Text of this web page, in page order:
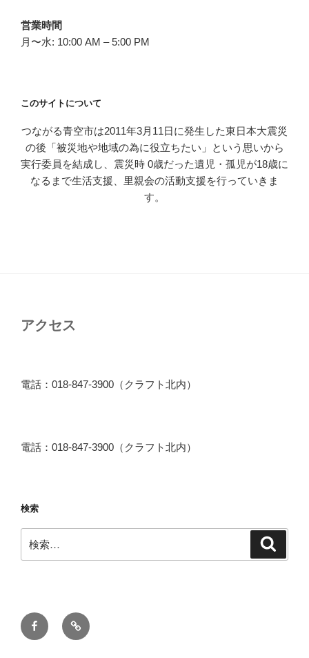
営業時間
月〜水: 10:00 AM – 5:00 PM
このサイトについて
つながる青空市は2011年3月11日に発生した東日本大震災
の後「被災地や地域の為に役立ちたい」という思いから
実行委員を結成し、震災時 0歳だった遺児・孤児が18歳に
なるまで生活支援、里親会の活動支援を行っていきま
す。
アクセス
電話：018-847-3900（クラフト北内）
電話：018-847-3900（クラフト北内）
検索
索:
Facebook
メ
ー